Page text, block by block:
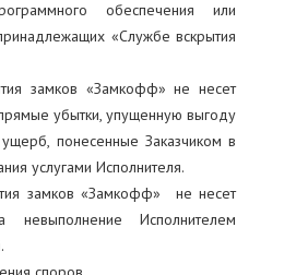
обеспечения или
«Службе вскрытия
замков «Замкофф» не несет
прямые убытки, упущенную выгоду
понесенные Заказчиком в
услугами Исполнителя.
замков «Замкофф» не несет
невыполнение Исполнителем